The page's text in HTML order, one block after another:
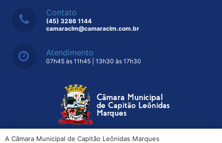
Contato
(45) 3286 1144
camaraclm@camaraclm.com.br
Atendimento
07h45 às 11h45 | 13h30 às 17h30
A Câmara Municipal de Capitão Leônidas Marques